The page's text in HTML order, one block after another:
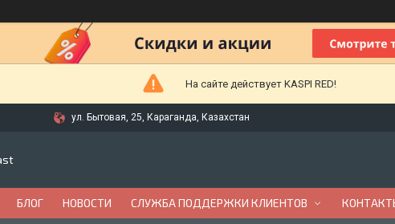
На сайте действует KASPI RED!
ул. Бытовая, 25, Караганда, Казахстан
БЛОГ НОВОСТИ СЛУЖБА ПОДДЕРЖКИ КЛИЕНТОВ